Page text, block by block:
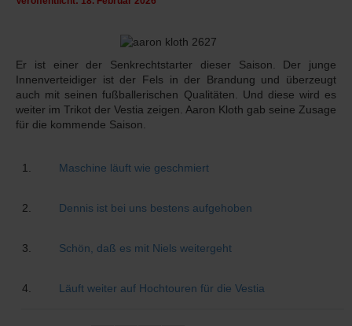
Er ist einer der Senkrechtstarter dieser Saison. Der junge
Innenverteidiger ist der Fels in der Brandung und überzeugt
auch mit seinen fußballerischen Qualitäten. Und diese wird es
weiter im Trikot der Vestia zeigen. Aaron Kloth gab seine Zusage
für die kommende Saison.
Maschine läuft wie geschmiert
Dennis ist bei uns bestens aufgehoben
Schön, daß es mit Niels weitergeht
Läuft weiter auf Hochtouren für die Vestia